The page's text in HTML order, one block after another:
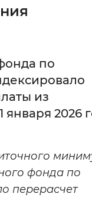
по
из
января 2026
фонда по
перерасчет